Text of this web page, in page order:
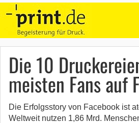
Die 10
meisten Fans auf
Die Erfolgsstory von Facebook ist
Weltweit nutzen 1,86 Mrd.